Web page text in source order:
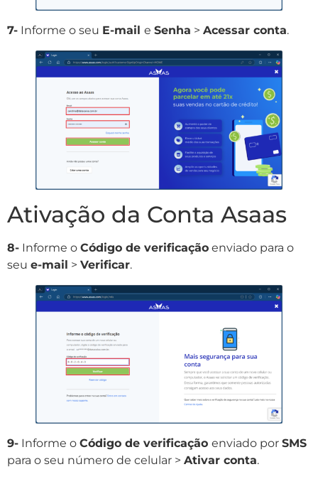
7- Informe o seu E-mail e Senha > Acessar conta.
Ativação da Conta Asaas
8- Informe o Código de verificação enviado para o
seu e-mail > Verificar.
9- Informe o Código de verificação enviado por SMS
para o seu número de celular > Ativar conta.